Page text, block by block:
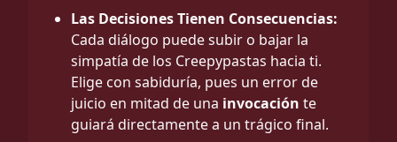
Las Decisiones Tienen Consecuencias:
Cada diálogo puede subir o bajar la
simpatía de los Creepypastas hacia ti.
Elige con sabiduría, pues un error de
juicio en mitad de una invocación te
guiará directamente a un trágico final.